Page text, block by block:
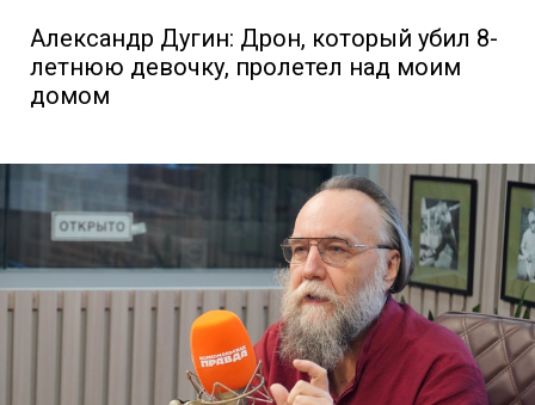
Александр Дугин: Дрон, который убил 8-
летнюю девочку, пролетел над моим
домом